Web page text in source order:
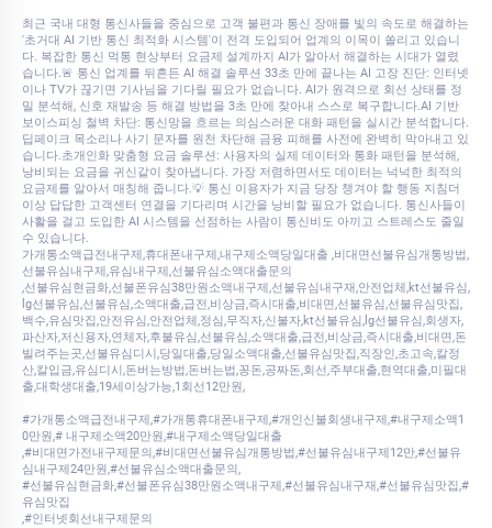
최근 국내 대형 통신사들을 중심으로 고객 불편과 통신 장애를 빛의 속도로 해결하는
'초거대 AI 기반 통신 최적화 시스템'이 전격 도입되어 업계의 이목이 쏠리고 있습니
다. 복잡한 통신 먹통 현상부터 요금제 설계까지 AI가 알아서 해결하는 시대가 열렸
습니다.🚨 통신 업계를 뒤흔든 AI 해결 솔루션 33초 만에 끝나는 AI 고장 진단: 인터넷
이나 TV가 끊기면 기사님을 기다릴 필요가 없습니다. AI가 원격으로 회선 상태를 정
밀 분석해, 신호 재발송 등 해결 방법을 3초 만에 찾아내 스스로 복구합니다.AI 기반
보이스피싱 철벽 차단: 통신망을 흐르는 의심스러운 대화 패턴을 실시간 분석합니다.
딥페이크 목소리나 사기 문자를 원천 차단해 금융 피해를 사전에 완벽히 막아내고 있
습니다.초개인화 맞춤형 요금 솔루션: 사용자의 실제 데이터와 통화 패턴을 분석해,
낭비되는 요금을 귀신같이 찾아냅니다. 가장 저렴하면서도 데이터는 넉넉한 최적의
요금제를 알아서 매칭해 줍니다.💡 통신 이용자가 지금 당장 챙겨야 할 행동 지침더
이상 답답한 고객센터 연결을 기다리며 시간을 낭비할 필요가 없습니다. 통신사들이
사활을 걸고 도입한 AI 시스템을 선점하는 사람이 통신비도 아끼고 스트레스도 줄일
수 있습니다.
가개통소액급전내구제,휴대폰내구제,내구제소액당일대출 ,비대면선불유심개통방법,
선불유심내구제,유심내구제,선불유심소액대출문의
,선불유심현금화,선불폰유심38만원소액내구제,선불유심내구재,안전업체,kt선불유심,
lg선불유심,선불유심,소액대출,급전,비상금,즉시대출,비대면,선불유심,선불유심맛집,
백수,유심맛집,안전유심,안전업체,정심,무직자,신불자,kt선불유심,lg선불유심,회생자,
파산자,저신용자,연체자,후불유심,선불유심,소액대출,급전,비상금,즉시대출,비대면,돈
빌려주는곳,선불유심디시,당일대출,당일소액대출,선불유심맛집,직장인,초고속,칼정
산,칼입금,유심디시,돈버는방법,돈버는법,꽁돈,공짜돈,회선,주부대출,현역대출,미필대
출,대학생대출,19세이상가능,1회선12만원,
#가개통소액급전내구제,#가개통휴대폰내구제,#개인신불회생내구제,#내구제소액1
0만원,# 내구제소액20만원,#내구제소액당일대출
,#비대면가전내구제문의,#비대면선불유심개통방법,#선불유심내구제12만,#선불유
심내구제24만원,#선불유심소액대출문의,
#선불유심현금화,#선불폰유심38만원소액내구제,#선불유심내구재,#선불유심맛집,#
유심맛집
,#인터넷회선내구제문의